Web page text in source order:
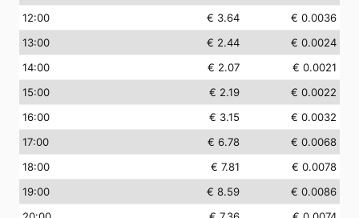
12:00 € 3.64
€ 0.0036
13:00 € 2.44
€ 0.0024
14:00 € 2.07
€ 0.0021
15:00 € 2.19
€ 0.0022
16:00 € 3.15
€ 0.0032
17:00 € 6.78
€ 0.0068
18:00 € 7.81
€ 0.0078
19:00 € 8.59
€ 0.0086